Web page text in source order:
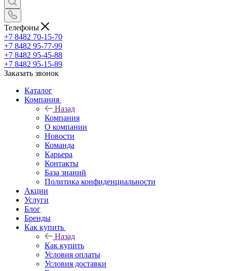
Телефоны
+7 8482 70-15-70
+7 8482 95-77-99
+7 8482 95-45-88
+7 8482 95-15-89
Заказать звонок
Каталог
Компания
Назад
Компания
О компании
Новости
Команда
Карьера
Контакты
База знаний
Политика конфиденциальности
Акции
Услуги
Блог
Бренды
Как купить
Назад
Как купить
Условия оплаты
Условия доставки